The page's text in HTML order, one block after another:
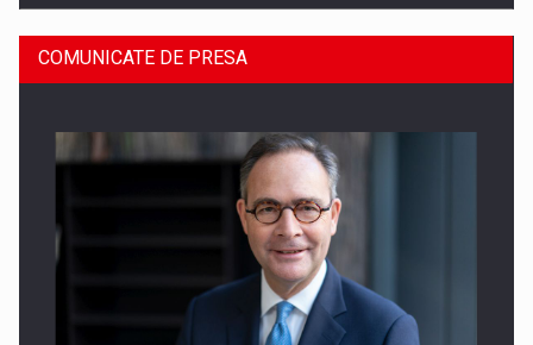
ROOTED IN ROMANIA, BUILT TO DELIVER TECHNOLOGY FOR
COMUNICATE DE PRESA